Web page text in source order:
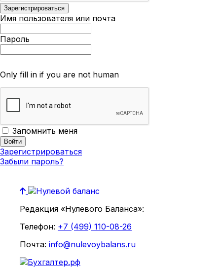
Имя пользователя или почта
Пароль
Only fill in if you are not human
Запомнить меня
Зарегистрироваться
Забыли пароль?
Редакция «Нулевого Баланса»:
Телефон: +7 (499) 110-08-26
Почта: info@nulevoybalans.ru